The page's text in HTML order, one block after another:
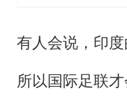
有人会说，印度
所以国际足联才